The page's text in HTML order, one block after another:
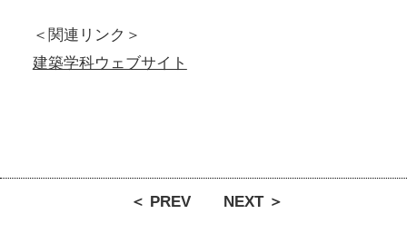
＜関連リンク＞
建築学科ウェブサイト
＜ PREV NEXT ＞